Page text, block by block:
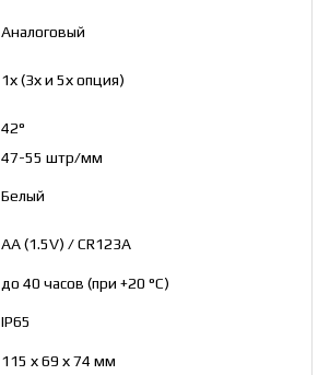
Аналоговый
1х (3х и 5х опция)
42°
47-55 штр/мм
Белый
AA (1.5V) / CR123A
до 40 часов (при +20 °C)
IP65
115 х 69 х 74 мм